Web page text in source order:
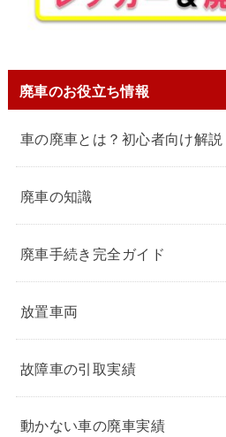
廃車のお役立ち情報
車の廃車とは？初心者向け解説
廃車の知識
廃車手続き完全ガイド
放置車両
故障車の引取実績
動かない車の廃車実績